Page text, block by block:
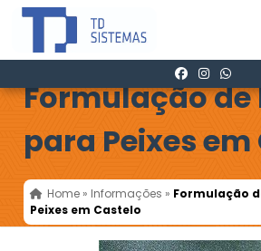
Formulação de
para Peixes
Home » Informações » Formulação
Peixes em Castelo